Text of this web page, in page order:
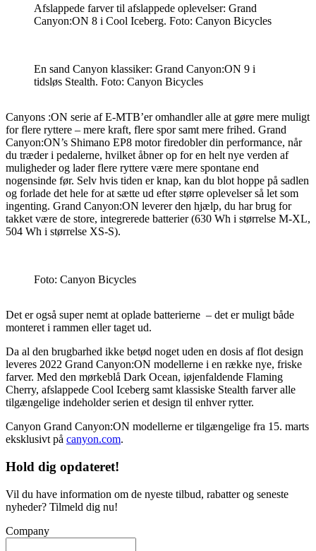
Afslappede farver til afslappede oplevelser: Grand
Canyon:ON 8 i Cool Iceberg. Foto: Canyon Bicycles
En sand Canyon klassiker: Grand Canyon:ON 9 i
tidsløs Stealth. Foto: Canyon Bicycles
Canyons :ON serie af E-MTB’er omhandler alle at gøre mere muligt
for flere ryttere – mere kraft, flere spor samt mere frihed. Grand
Canyon:ON’s Shimano EP8 motor firedobler din performance, når
du træder i pedalerne, hvilket åbner op for en helt nye verden af
muligheder og lader flere ryttere være mere spontane end
nogensinde før. Selv hvis tiden er knap, kan du blot hoppe på sadlen
og forlade det hele for at sætte ud efter større oplevelser så let som
ingenting. Grand Canyon:ON leverer den hjælp, du har brug for
takket være de store, integrerede batterier (630 Wh i størrelse M-XL,
504 Wh i størrelse XS-S).
Foto: Canyon Bicycles
Det er også super nemt at oplade batterierne – det er muligt både
monteret i rammen eller taget ud.
Da al den brugbarhed ikke betød noget uden en dosis af flot design
leveres 2022 Grand Canyon:ON modellerne i en række nye, friske
farver. Med den mørkeblå Dark Ocean, iøjenfaldende Flaming
Cherry, afslappede Cool Iceberg samt klassiske Stealth farver alle
tilgængelige indeholder serien et design til enhver rytter.
Canyon Grand Canyon:ON modellerne er tilgængelige fra 15. marts
eksklusivt på canyon.com.
Hold dig opdateret!
Vil du have information om de nyeste tilbud, rabatter og seneste
nyheder? Tilmeld dig nu!
Company